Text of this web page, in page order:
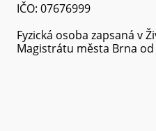
IČO: 07676999
Fyzická osoba zapsaná v
Magistrátu města Brna od